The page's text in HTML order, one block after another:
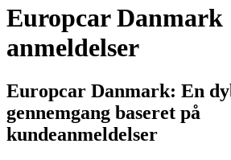
Europcar Danmark
anmeldelser
Europcar Danmark: En
gennemgang baseret på
kundeanmeldelser